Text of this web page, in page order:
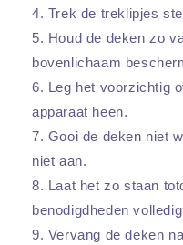
Trek de treklipjes
Houd de deken zo
bovenlichaam
Leg het voorzichtig
apparaat heen.
Gooi de deken niet
niet aan.
Laat het zo staan
benodigdheden
Vervang de deken